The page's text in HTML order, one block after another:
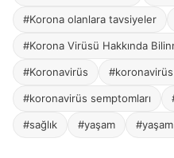
#Korona olanlara tavsiyeler
#Korona Virüsü Hakkında
#Koronavirüs #koronavirüs
#koronavirüs semptomları
#sağlık #yaşam